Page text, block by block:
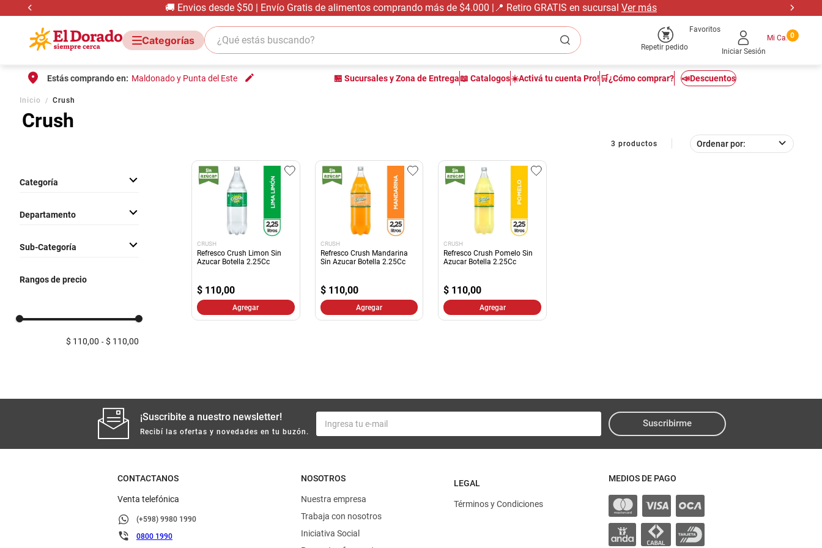
🚚 Envios desde $50 | Envío Gratis de alimentos comprando más de $4.000 |📍 Retiro GRATIS en sucursal Ver más
¿Qué estás buscando?
Repetir pedido
Favoritos
Iniciar Sesión
0
Estás comprando en: Maldonado y Punta del Este 🏪 Sucursales y Zona de Entrega📖 Catalogos☀️Activá tu cuenta Pro! 🛒¿Cómo comprar? 📣Descuentos
Inicio Crush
Crush
3 productos Ordenar por
Departamento
Categoría
Sub-Categoría
Rangos de precio
$ 110,00 $ 110,00
CRUSH
Refresco Crush Limon Sin
Azucar Botella 2.25Cc
$ 110,00
Agregar
CRUSH
Refresco Crush Mandarina
Sin Azucar Botella 2.25Cc
$ 110,00
Agregar
CRUSH
Refresco Crush Pomelo Sin
Azucar Botella 2.25Cc
$ 110,00
Agregar
¡Suscribite a nuestro newsletter!
Recibí las ofertas y novedades en tu buzón.
Suscribirme
CONTACTANOS
Venta telefónica
(+598) 9980 1990
0800 1990
NOSOTROS
Nuestra empresa
Trabaja con nosotros
Iniciativa Social
LEGAL
Términos y Condiciones
MEDIOS DE PAGO
1. carne carnicería
5 pollo
bondiola
fideos
yerba
arroz